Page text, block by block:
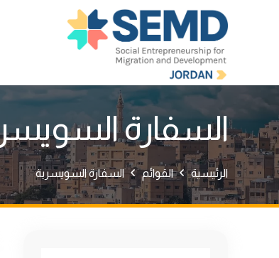
السفارة
الرئيسية القوائم السفارة السويسرية